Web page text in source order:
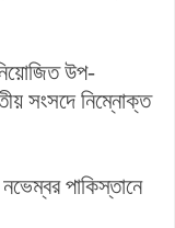
উপ-
সংসদে নিম্নোক্ত
পাকিস্তানে